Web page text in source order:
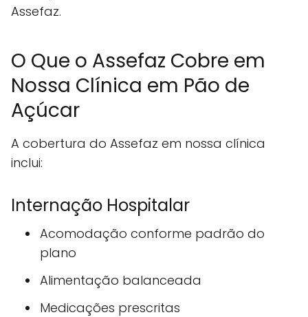
Assefaz.
O Que o Assefaz Cobre em
Nossa Clínica em Pão de
Açúcar
A cobertura do Assefaz em nossa clínica
inclui:
Internação Hospitalar
Acomodação conforme padrão do
plano
Alimentação balanceada
Medicações prescritas